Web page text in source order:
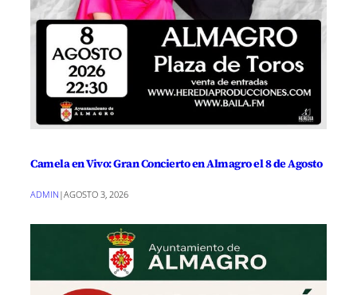
Camela en Vivo: Gran Concierto en Almagro el 8 de Agosto
ADMIN |AGOSTO 3, 2026